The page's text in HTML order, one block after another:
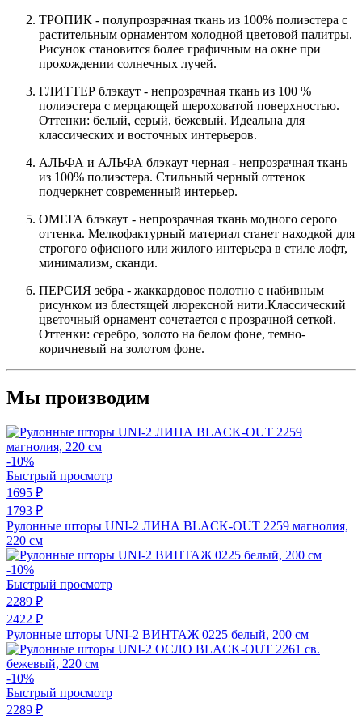
ТРОПИК - полупрозрачная ткань из 100% полиэстера с
растительным орнаментом холодной цветовой палитры.
Рисунок становится более графичным на окне при
прохождении солнечных лучей.
ГЛИТТЕР блэкаут - непрозрачная ткань из 100 %
полиэстера с мерцающей шероховатой поверхностью.
Оттенки: белый, серый, бежевый. Идеальна для
классических и восточных интерьеров.
АЛЬФА и АЛЬФА блэкаут черная - непрозрачная ткань
из 100% полиэстера. Стильный черный оттенок
подчеркнет современный интерьер.
ОМЕГА блэкаут - непрозрачная ткань модного серого
оттенка. Мелкофактурный материал станет находкой для
строгого офисного или жилого интерьера в стиле лофт,
минимализм, сканди.
ПЕРСИЯ зебра - жаккардовое полотно с набивным
рисунком из блестящей люрексной нити.Классический
цветочный орнамент сочетается с прозрачной сеткой.
Оттенки: серебро, золото на белом фоне, темно-
коричневый на золотом фоне.
Мы производим
-10%
Быстрый просмотр
1695 ₽
1793 ₽
Рулонные шторы UNI-2 ЛИНА BLACK-OUT 2259 магнолия,
220 см
-10%
Быстрый просмотр
2289 ₽
2422 ₽
Рулонные шторы UNI-2 ВИНТАЖ 0225 белый, 200 см
-10%
Быстрый просмотр
2289 ₽